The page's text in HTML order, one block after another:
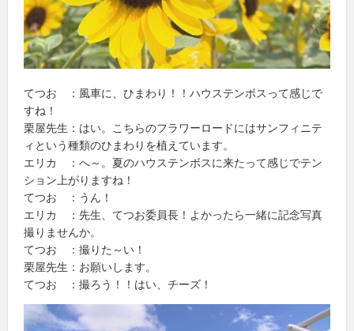
てつお ：風車に、ひまわり！！ハウステンボスって感じで
すね！
栗屋先生：はい。こちらのフラワーロードにはサンフィニテ
ィという種類のひまわりを植えています。
エリカ ：へ～。夏のハウステンボスに来たって感じでテン
ション上がりますね！
てつお ：うん！
エリカ ：先生、てつお委員長！よかったら一緒に記念写真
撮りませんか。
てつお ：撮りた～い！
栗屋先生：お願いします。
てつお ：撮ろう！！はい、チーズ！